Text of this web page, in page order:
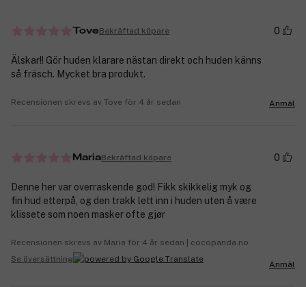
ToveBekräftad köpare 0
Älskar!! Gör huden klarare nästan direkt och huden känns
så fräsch. Mycket bra produkt.
Recensionen skrevs av Tove för 4 år sedan Anmäl
MariaBekräftad köpare 0
Denne her var overraskende god! Fikk skikkelig myk og
fin hud etterpå, og den trakk lett inn i huden uten å være
klissete som noen masker ofte gjør
Recensionen skrevs av Maria för 4 år sedan | cocopanda.no
Se översättning
Anmäl